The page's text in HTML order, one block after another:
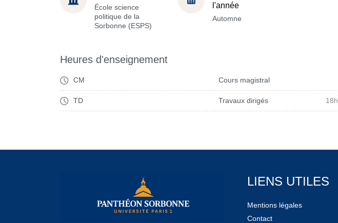
École science
politique de la
Sorbonne (ESPS)
l'année
Automne
Heures d'enseignement
CM Cours magistral
TD Travaux dirigés 18h
LIENS UTILES
Mentions légales
Contact